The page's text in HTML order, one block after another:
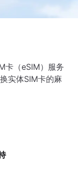
卡（eSIM）服务
实体SIM卡的麻